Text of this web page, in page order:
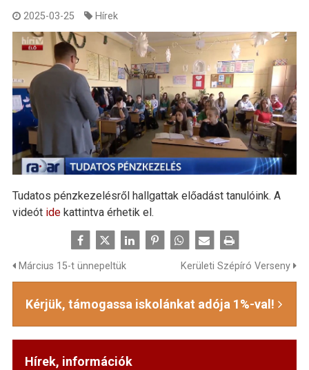
2025-03-25 Hírek
Tudatos pénzkezelésről hallgattak előadást tanulóink. A
videót ide kattintva érhetik el.
Március 15-t ünnepeltük Kerületi Szépíró Verseny
Kérjük, támogassa iskolánkat adója 1%-val!
Hírek, információk